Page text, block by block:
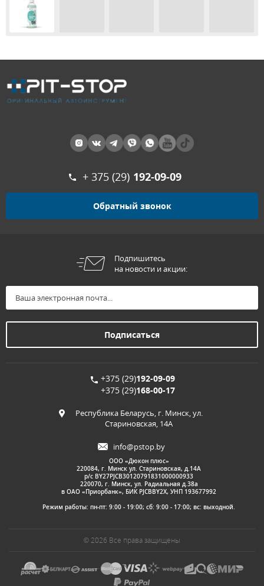
+ 375 (29) 192-09-09
Обратный звонок
Подпишитесь
на новости и акции:
+375 (29)192-09-09
+375 (29)168-00-17
Республика Беларусь, г. Минск, ул.
Стариновская, 14А
info@pstop.by
ООО «Дюкон плюс»
220084, г. Минск ул. Стариновская, д.14А
р/с BY27PJCB30120791831000000933
220070, г. Минск, ул. Радиальная д.38а
в ОАО «Приорбанк», БИК PJCBBY2X, УНП 193677992
Режим работы: пн-пт: 9:00 - 19:00; сб: 9:00 - 17:00; вс: выходной.
© 2026 Все права защищены